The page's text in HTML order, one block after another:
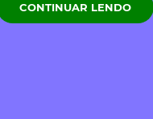
CONTINUAR LENDO